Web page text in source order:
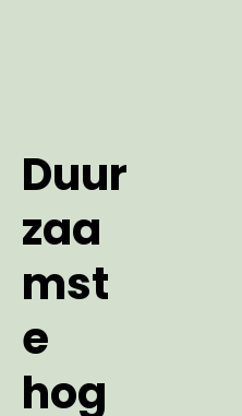
Duur
zaa
mst
e
hog